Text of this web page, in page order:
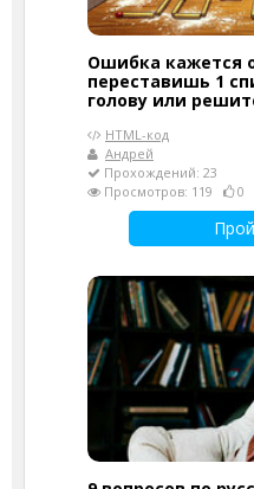
Ошибка кажется
переставишь 1
голову или
HTML-код
Андрей
Прохождений: 23
Просмотров: 119
0